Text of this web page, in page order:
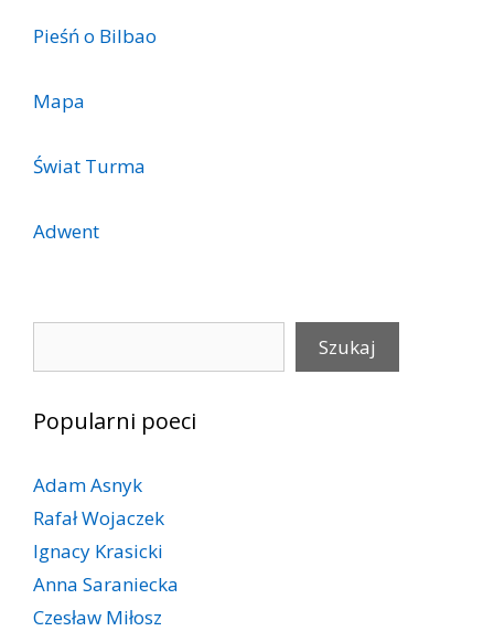
Pieśń o Bilbao
Mapa
Świat Turma
Adwent
Szukaj
Popularni poeci
Adam Asnyk
Rafał Wojaczek
Ignacy Krasicki
Anna Saraniecka
Czesław Miłosz